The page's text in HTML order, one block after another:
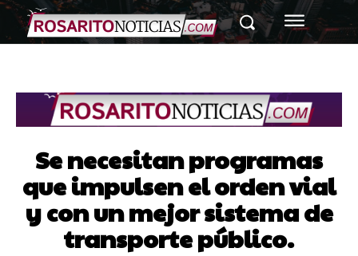
Se necesitan programas
que impulsen el orden vial
y con un mejor sistema de
transporte público.